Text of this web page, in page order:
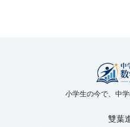
小学生の今で、中
雙葉